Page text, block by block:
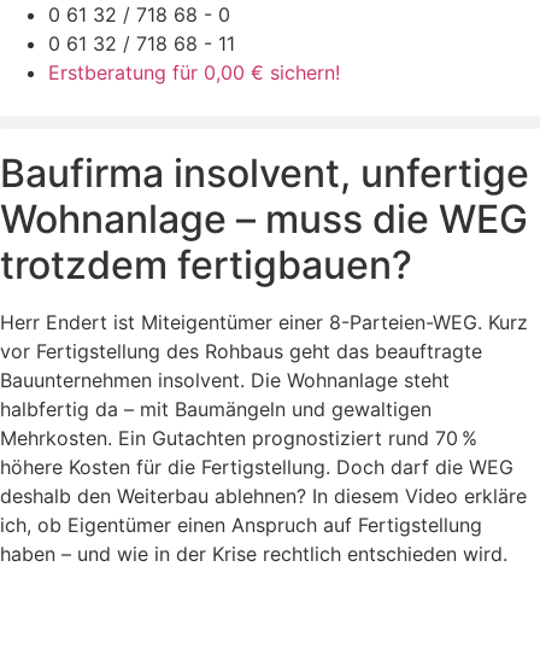
Zum
Inhalt
springen
0 61 32 / 718 68 - 0
0 61 32 / 718 68 - 11
Erstberatung für 0,00 € sichern!
Baufirma insolvent, unfertige
Wohnanlage – muss die WEG
trotzdem fertigbauen?
Herr Endert ist Miteigentümer einer 8-Parteien-WEG. Kurz
vor Fertigstellung des Rohbaus geht das beauftragte
Bauunternehmen insolvent. Die Wohnanlage steht
halbfertig da – mit Baumängeln und gewaltigen
Mehrkosten. Ein Gutachten prognostiziert rund 70 %
höhere Kosten für die Fertigstellung. Doch darf die WEG
deshalb den Weiterbau ablehnen? In diesem Video erkläre
ich, ob Eigentümer einen Anspruch auf Fertigstellung
haben – und wie in der Krise rechtlich entschieden wird.